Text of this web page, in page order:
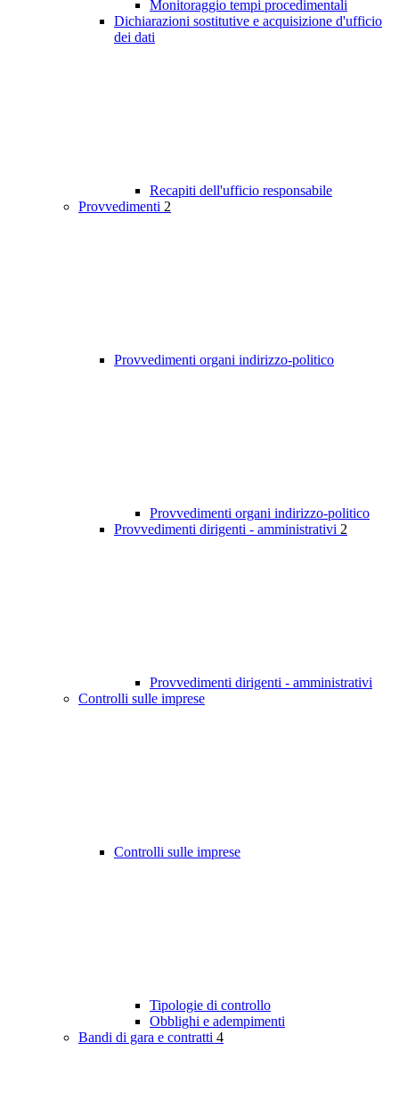
Monitoraggio tempi procedimentali
Dichiarazioni sostitutive e acquisizione d'ufficio
dei dati
Recapiti dell'ufficio responsabile
Provvedimenti 2
Provvedimenti organi indirizzo-politico
Provvedimenti organi indirizzo-politico
Provvedimenti dirigenti - amministrativi 2
Provvedimenti dirigenti - amministrativi
Controlli sulle imprese
Controlli sulle imprese
Tipologie di controllo
Obblighi e adempimenti
Bandi di gara e contratti 4